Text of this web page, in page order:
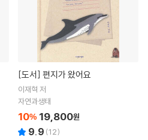
[도서] 편지가 왔어요
이재혁 저
자연과생태
10% 19,800원
9.9 (12)